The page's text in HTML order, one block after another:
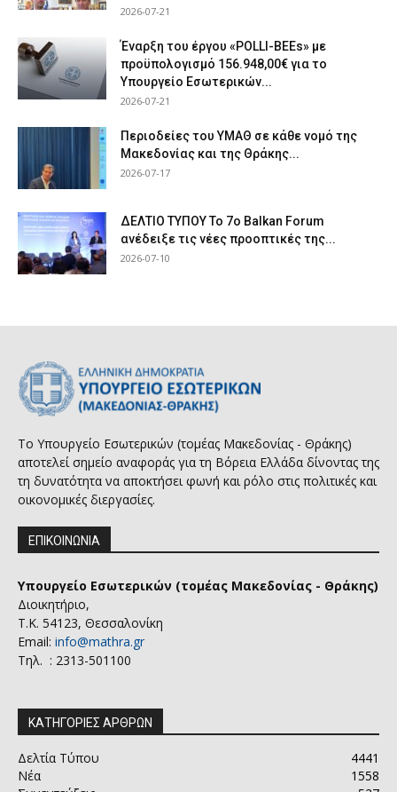
2026-07-21
Έναρξη του έργου «POLLI-BEEs» με
προϋπολογισμό 156.948,00€ για το
Υπουργείο Εσωτερικών...
2026-07-21
Περιοδείες του ΥΜΑΘ σε κάθε νομό της
Μακεδονίας και της Θράκης...
2026-07-17
ΔΕΛΤΙΟ ΤΥΠΟΥ Το 7ο Balkan Forum
ανέδειξε τις νέες προοπτικές της...
2026-07-10
Το Υπουργείο Εσωτερικών (τομέας Μακεδονίας - Θράκης)
αποτελεί σημείο αναφοράς για τη Βόρεια Ελλάδα δίνοντας της
τη δυνατότητα να αποκτήσει φωνή και ρόλο στις πολιτικές και
οικονομικές διεργασίες.
ΕΠΙΚΟΙΝΩΝΙΑ
Υπουργείο Εσωτερικών (τομέας Μακεδονίας - Θράκης)
Διοικητήριο,
Τ.Κ. 54123, Θεσσαλονίκη
Email: info@mathra.gr
Τηλ. : 2313-501100
ΚΑΤΗΓΟΡΙΕΣ ΑΡΘΡΩΝ
Δελτία Τύπου
4441
Νέα
1558